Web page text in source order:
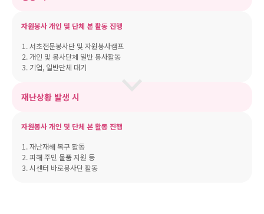
자원봉사 개인 및 단체 본 활동 진행
서초전문봉사단 및 자원봉사캠프
개인 및 봉사단체 일반 봉사활동
기업, 일반단체 대기
재난상황 발생 시
자원봉사 개인 및 단체 본 활동 진행
재난재해 복구 활동
피해 주민 물품 지원 등
시센터 바로봉사단 활동